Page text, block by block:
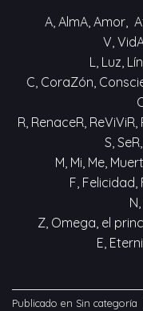
A, AlmA, Amor,
V,
L, Luz,
C, CoraZón,
R, RenaceR,
S,
M, Mi, Me,
F, Felicidad,
Z, Omega, el
E,
Publicado en Sin categoría